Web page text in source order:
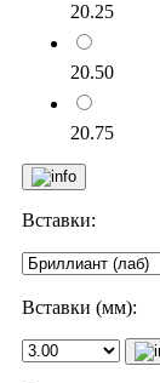
20.25
20.50
20.75
Вставки:
Вставки (мм):